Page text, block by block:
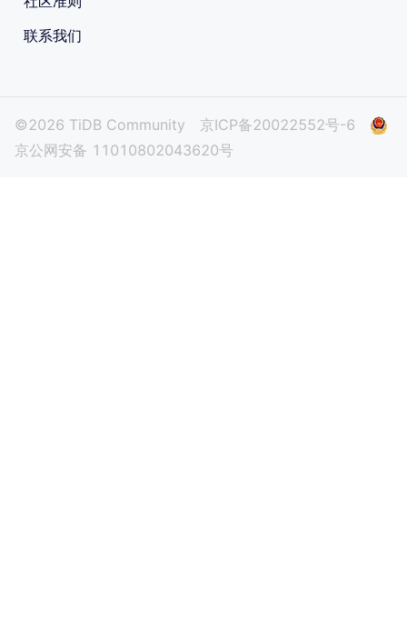
联系我们
©2026 TiDB Community
京ICP备20022552号-6
京公网安备 11010802043620号